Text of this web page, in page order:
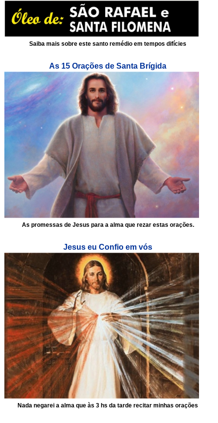
Saiba mais sobre este santo remédio em tempos difícies
As 15 Orações de Santa Brígida
As promessas de Jesus para a alma que rezar estas orações.
Jesus eu Confio em vós
Nada negarei a alma que às 3 hs da tarde recitar minhas orações